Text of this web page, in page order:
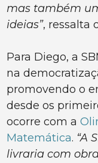
mas também
ideias”, ressalta
Para Diego, a
na
promovendo o
desde os
ocorre com a
Matemática. “A
livraria com